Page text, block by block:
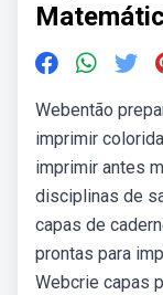
Webentão
imprimir
imprimir antes
disciplinas de
capas de
prontas para
Webcrie capas